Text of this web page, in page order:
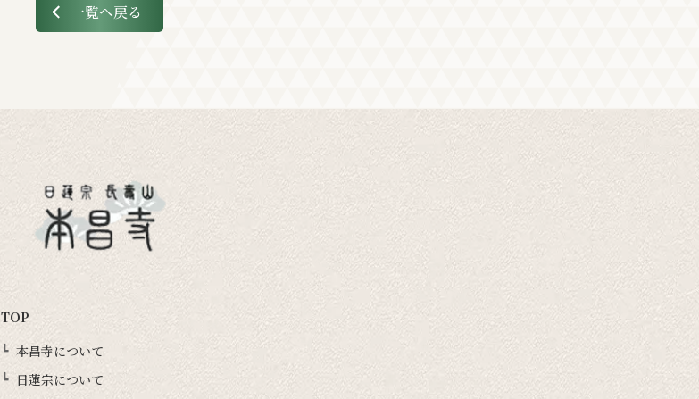
一覧へ戻る
TOP
本昌寺について
日蓮宗について